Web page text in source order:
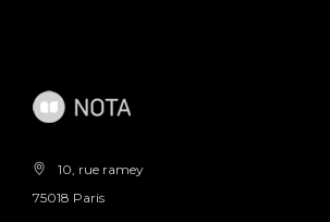
10, rue ramey
75018 Paris